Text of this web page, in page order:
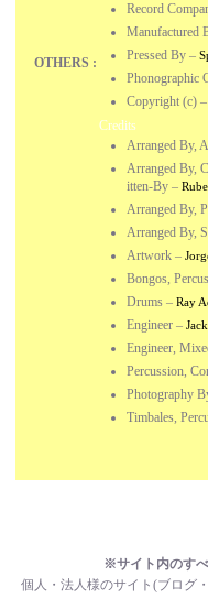
OTHERS :
Record
Manufactured
Pressed By–
Phonographic
Copyright (c)–
Credits
Arranged By,
Arranged By,
itten-By–
Arranged By,
Arranged By,
Artwork–
Bongos,
Drums– Ray
Engineer–
Engineer,
Percussion,
Photography
Timbales,
※サイト内のす
個人・法人様のサイト(ブログ